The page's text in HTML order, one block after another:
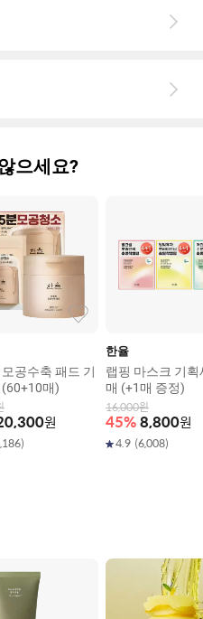
으세요?
공수축 패드 기
매)
원
)
한율
랩핑 마스크 기획
매 (+1매 증정)
16,000원
45% 8,800원
4.9 (6,008)